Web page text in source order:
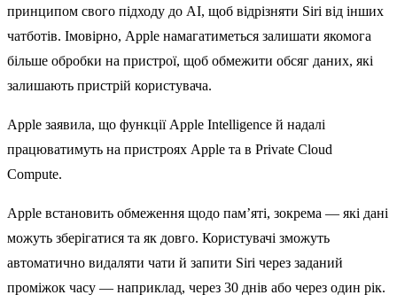
принципом свого підходу до AI, щоб відрізняти Siri від інших
чатботів. Імовірно, Apple намагатиметься залишати якомога
більше обробки на пристрої, щоб обмежити обсяг даних, які
залишають пристрій користувача.
Apple заявила, що функції Apple Intelligence й надалі
працюватимуть на пристроях Apple та в Private Cloud
Compute.
Apple встановить обмеження щодо пам’яті, зокрема — які дані
можуть зберігатися та як довго. Користувачі зможуть
автоматично видаляти чати й запити Siri через заданий
проміжок часу — наприклад, через 30 днів або через один рік.